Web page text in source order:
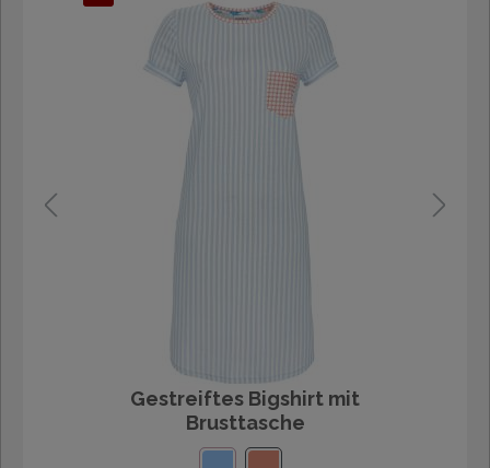
Gestreiftes Bigshirt mit
Brusttasche